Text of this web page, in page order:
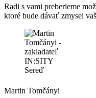
Radi s vami preberieme
ktoré bude dávať zmysel
Martin Tomčányi